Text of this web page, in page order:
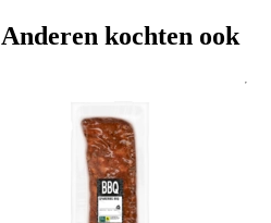
Anderen kochten ook